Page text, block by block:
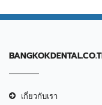
เกี่ยวกับเรา